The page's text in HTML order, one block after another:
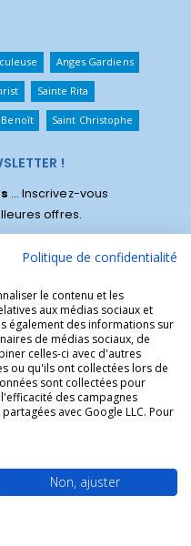
Anges Gardiens
Sainte Rita
Benoît Saint Christophe
!
... Inscrivez-vous
offres.
religieuse chrétienne de
Politique de confidentialité
le contenu et les
aux médias sociaux et
également des informations sur
de médias sociaux, de
celles-ci avec d'autres
ou qu'ils ont collectées lors de
sont collectées pour
des campagnes
avec Google LLC. Pour
Non, ajuster